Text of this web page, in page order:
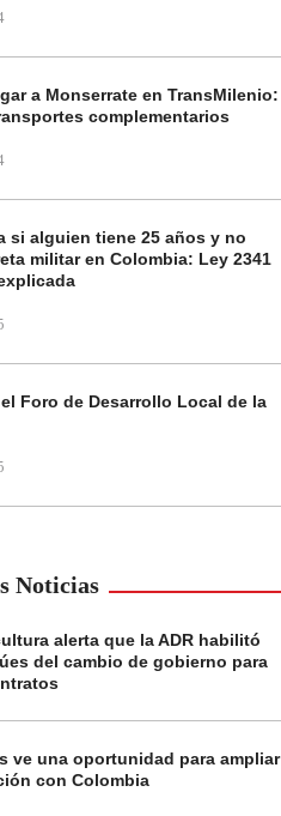
a Monserrate en TransMilenio:
complementarios
si alguien tiene 25 años y no
militar en Colombia: Ley 2341
Foro de Desarrollo Local de la
Noticias
alerta que la ADR habilitó
del cambio de gobierno para
ve una oportunidad para ampliar
con Colombia